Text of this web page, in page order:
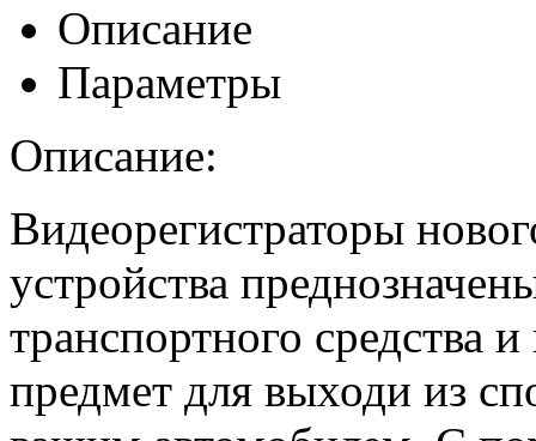
Описание
Параметры
Описание:
Видеорегистраторы
устройства
транспортного средства
предмет для выходи из